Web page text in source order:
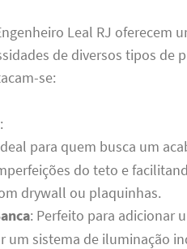
Leal RJ oferecem
de diversos tipos de
se:
:
para quem busca um
do teto e
drywall ou plaquinhas.
: Perfeito para adicionar
um sistema de iluminação